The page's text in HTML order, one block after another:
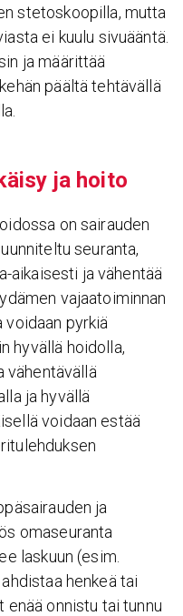
stetoskoopilla, mutta
ei kuulu sivuääntä.
ja määrittää
päältä tehtävällä
ja hoito
on sairauden
seuranta,
aikaisesti ja vähentää
vajaatoiminnan
voidaan pyrkiä
hyvällä hoidolla,
vähentävällä
ja hyvällä
voidaan estää
ja
omaseuranta
laskuun (esim.
henkeä tai
onnistu tai tunnu